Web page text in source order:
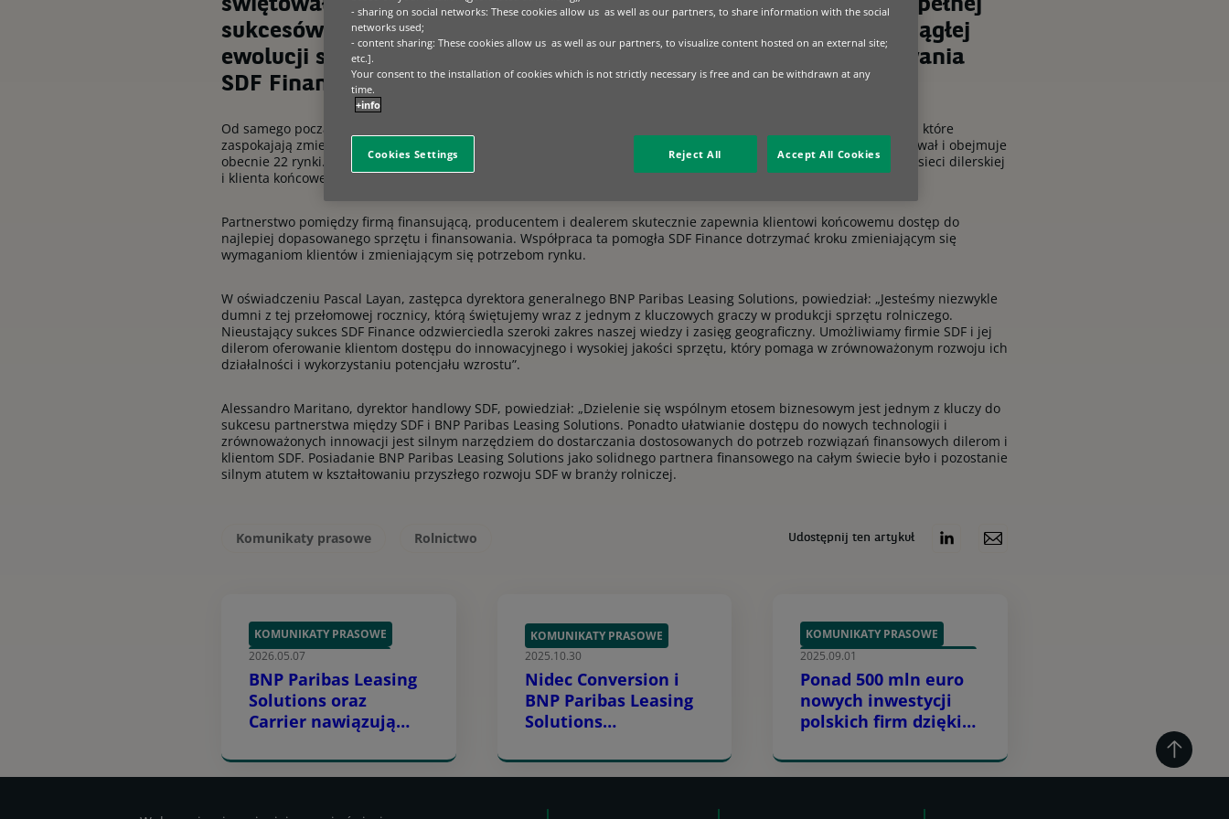
świętowały przełomową rocznicę, świętując 25-lecie współpracy pełnej
sukcesów. Partnerstwo odegrało zasadniczą rolę w napędzaniu ciągłej
ewolucji sektora rolnego poprzez utworzenie Programu Finansowania
SDF Finance w 1998 roku.
Od samego początku SDF Finance angażuje się w dostarczanie innowacyjnych rozwiązań i spójnego finansowania, które
zaspokajają zmieniające się potrzeby branży rolniczej. Zakres i zasięg geograficzny programu SDF Finance ewaluował i obejmuje
obecnie 22 rynki. Program oferuje wsparcie sprzedaży i rozwiązania finansowe dostosowane do producenta, jego sieci dilerskiej
i klienta końcowego.
Partnerstwo pomiędzy firmą finansującą, producentem i dealerem skutecznie zapewnia klientowi końcowemu dostęp do
najlepiej dopasowanego sprzętu i finansowania. Współpraca ta pomogła SDF Finance dotrzymać kroku zmieniającym się
wymaganiom klientów i zmieniającym się potrzebom rynku.
W oświadczeniu Pascal Layan, zastępca dyrektora generalnego BNP Paribas Leasing Solutions, powiedział: „Jesteśmy niezwykle
dumni z tej przełomowej rocznicy, którą świętujemy wraz z jednym z kluczowych graczy w produkcji sprzętu rolniczego.
Nieustający sukces SDF Finance odzwierciedla szeroki zakres naszej wiedzy i zasięg geograficzny. Umożliwiamy firmie SDF i jej
dilerom oferowanie klientom dostępu do innowacyjnego i wysokiej jakości sprzętu, który pomaga w zrównoważonym rozwoju ich
działalności i wykorzystaniu potencjału wzrostu”.
Alessandro Maritano, dyrektor handlowy SDF, powiedział: „Dzielenie się wspólnym etosem biznesowym jest jednym z kluczy do
sukcesu partnerstwa między SDF i BNP Paribas Leasing Solutions. Ponadto ułatwianie dostępu do nowych technologii i
zrównoważonych innowacji jest silnym narzędziem do dostarczania dostosowanych do potrzeb rozwiązań finansowych dilerom i
klientom SDF. Posiadanie BNP Paribas Leasing Solutions jako solidnego partnera finansowego na całym świecie było i pozostanie
silnym atutem w kształtowaniu przyszłego rozwoju SDF w branży rolniczej.
Komunikaty prasowe Rolnictwo Udostępnij ten artykuł
KOMUNIKATY PRASOWE
ZIELONE TECHNOLOGIE
2026.05.07
BNP Paribas Leasing
Solutions oraz
Carrier nawiązują
współpracę
finansową w Europie
KOMUNIKATY PRASOWE
2025.10.30
Nidec Conversion i
BNP Paribas Leasing
Solutions
przyspieszenia
wdrażania
infrastruktury e-
KOMUNIKATY PRASOWE
ROZWIĄZANIA DLA KLIENTÓW
2025.09.01
Ponad 500 mln euro
nowych inwestycji
polskich firm dzięki
BNP Paribas Leasing
Services
- sharing on social networks: These cookies allow us as well as our partners, to share information with the social
networks used;
- content sharing: These cookies allow us as well as our partners, to visualize content hosted on an external site;
etc.].
Your consent to the installation of cookies which is not strictly necessary is free and can be withdrawn at any
time.
+info
Cookies Settings Reject All Accept All Cookies